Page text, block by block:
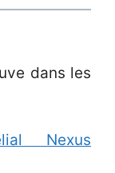
dans les
Nexus